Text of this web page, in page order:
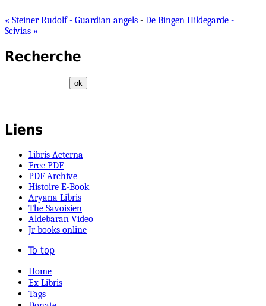
« Steiner Rudolf - Guardian angels - De Bingen Hildegarde -
Scivias »
Recherche
Liens
Libris Aeterna
Free PDF
PDF Archive
Histoire E-Book
Aryana Libris
The Savoisien
Aldebaran Video
Jr books online
To top
Home
Ex-Libris
Tags